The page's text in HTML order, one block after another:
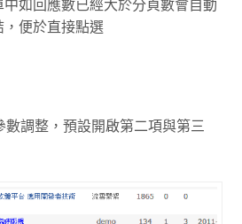
便於直接點選
調整，預設開啟第二項與第三